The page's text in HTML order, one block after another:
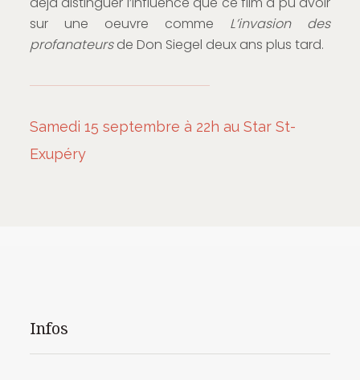
sur une oeuvre comme L’invasion des
profanateursde Don Siegel deux ans plus tard.
Samedi 15 septembre à 22h au Star St-
Exupéry
Infos